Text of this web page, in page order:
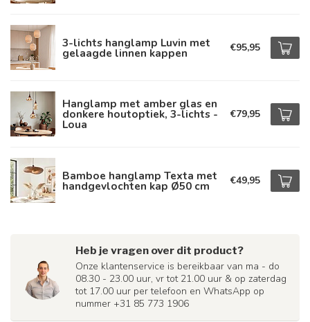
3-lichts hanglamp Luvin met
gelaagde linnen kappen €95,95
Hanglamp met amber glas en
donkere houtoptiek, 3-lichts -
Loua
€79,95
Bamboe hanglamp Texta met
handgevlochten kap Ø50 cm €49,95
Heb je vragen over dit product?
Onze klantenservice is bereikbaar van ma - do
08.30 - 23.00 uur, vr tot 21.00 uur & op zaterdag
tot 17.00 uur per telefoon en WhatsApp op
nummer +31 85 773 1906